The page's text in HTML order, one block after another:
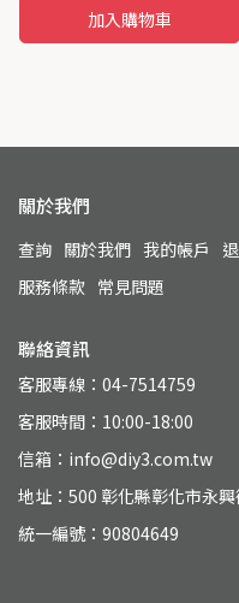
加入購物車
關於我們
查詢 關於我們 我的帳戶
服務條款 常見問題
聯絡資訊
客服專線：04-7514759
客服時間：10:00-18:00
信箱：info@diy3.com.tw
地址：500 彰化縣彰化市永
統一編號：90804649